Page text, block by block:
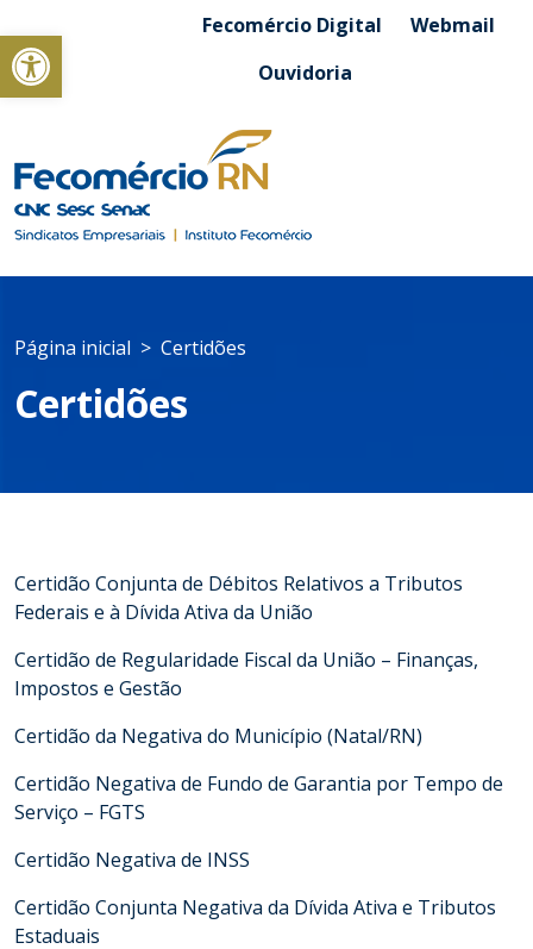
Abrir a barra de ferramentasFecomércio Digital
Webmail
Ouvidoria
Página inicial Certidões
Certidões
Certidão Conjunta de Débitos Relativos a Tributos
Federais e à Dívida Ativa da União
Certidão de Regularidade Fiscal da União – Finanças,
Impostos e Gestão
Certidão da Negativa do Município (Natal/RN)
Certidão Negativa de Fundo de Garantia por Tempo de
Serviço – FGTS
Certidão Negativa de INSS
Certidão Conjunta Negativa da Dívida Ativa e Tributos
Estaduais